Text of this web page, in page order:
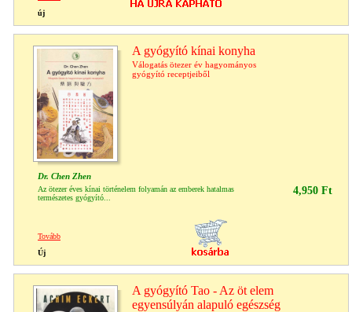
új
A gyógyító kínai konyha
Válogatás ötezer év hagyományos
gyógyító receptjeiből
Dr. Chen Zhen
Az ötezer éves kínai történelem folyamán az emberek hatalmas
természetes gyógyító...
4,950 Ft
Tovább
Új
A gyógyító Tao - Az öt elem
egyensúlyán alapuló egészség